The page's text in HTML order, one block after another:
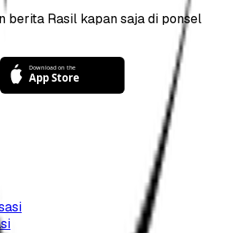
berita Rasil kapan saja di ponsel